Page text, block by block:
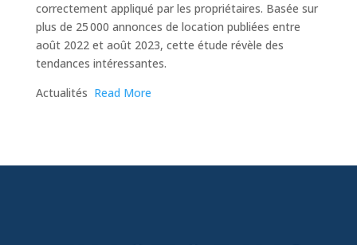
correctement appliqué par les propriétaires. Basée sur
plus de 25 000 annonces de location publiées entre
août 2022 et août 2023, cette étude révèle des
tendances intéressantes.
​Actualités Read More